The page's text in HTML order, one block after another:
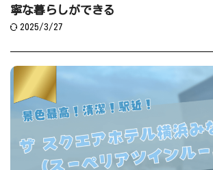
寧な暮らしができる
2025/3/27